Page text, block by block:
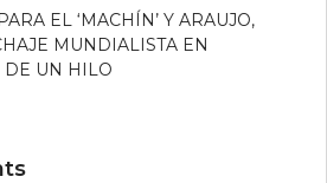
EL ‘MACHÍN’ Y ARAUJO,
MUNDIALISTA EN
DE UN HILO